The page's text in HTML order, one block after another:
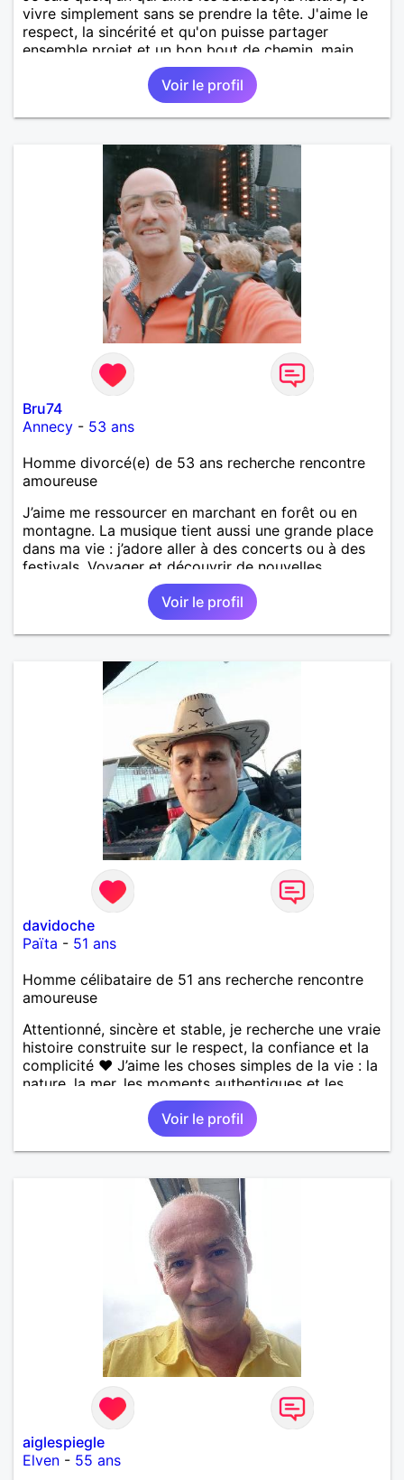
vivre simplement sans se prendre la tête. J'aime le
respect, la sincérité et qu'on puisse partager
ensemble projet et un bon bout de chemin, main
Voir le profil
Bru74
Annecy - 53 ans
Homme divorcé(e) de 53 ans recherche rencontre
amoureuse
J’aime me ressourcer en marchant en forêt ou en
montagne. La musique tient aussi une grande place
dans ma vie : j’adore aller à des concerts ou à des
festivals. Voyager et découvrir de nouvelles
cultures, c’est ce qui m’inspire le plus. J’aimerais
rencontrer quelqu’un avec qui partager ces
moments simples et sincères.
Voir le profil
davidoche
Païta - 51 ans
Homme célibataire de 51 ans recherche rencontre
amoureuse
Attentionné, sincère et stable, je recherche une vraie
histoire construite sur le respect, la confiance et la
complicité ❤️ J’aime les choses simples de la vie : la
nature, la mer, les moments authentiques et les
personnes au grand cœur 🌊🌿 Très câlin et
affectueux, j’adore les petits moments de tendresse
et les calinous réguliers 😊❤️ La solitude finit parfois
par peser, alors si tu es en Nouvelle-Calédonie et
temps de discuter… et laissons l’avenir nous guider
Voir le profil
aiglespiegle
Elven - 55 ans